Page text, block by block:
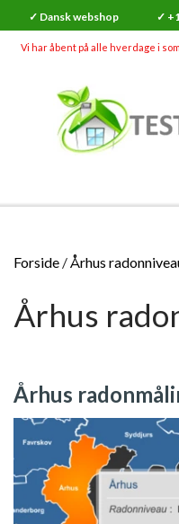
✓ Dansk webshop ✓
Vi har åbent på alle hverdage i
RADONMÅLING
ALLERGIER
PERSONLIG
HVAD ER
KØB
ALLERGI
Forside Århus
Århus
Århus